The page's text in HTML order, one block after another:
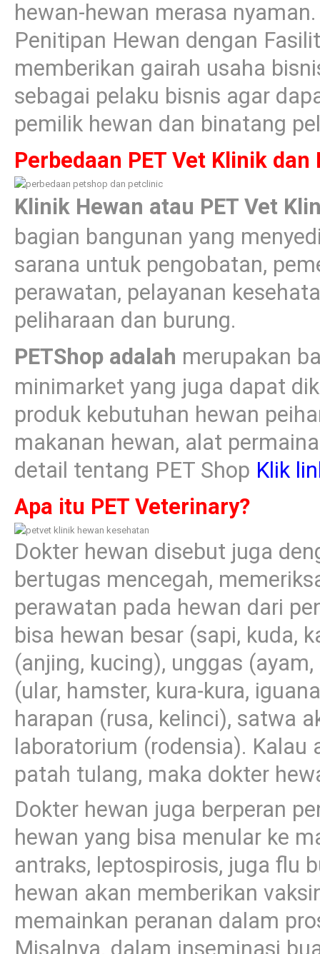
hewan-hewan merasa
Penitipan Hewan dengan
memberikan gairah usaha
sebagai pelaku bisnis agar
pemilik hewan dan binatang
Perbedaan PET Vet Klinik dan
Klinik Hewan atau PET Vet
bagian bangunan yang
sarana untuk pengobatan,
perawatan, pelayanan
peliharaan dan burung.
PETShop adalah merupakan
minimarket yang juga dapat
produk kebutuhan hewan
makanan hewan, alat
detail tentang PET Shop Klik
Apa itu PET Veterinary?
Dokter hewan disebut juga
bertugas mencegah,
perawatan pada hewan dari
bisa hewan besar (sapi, kuda,
(anjing, kucing), unggas
(ular, hamster, kura-kura,
harapan (rusa, kelinci), satwa
laboratorium (rodensia).
patah tulang, maka dokter
Dokter hewan juga berperan
hewan yang bisa menular ke
antraks, leptospirosis, juga flu
hewan akan memberikan
memainkan peranan dalam
Misalnya, dalam inseminasi